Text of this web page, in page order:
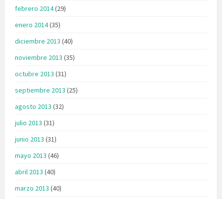
febrero 2014(29)
enero 2014(35)
diciembre 2013 (40)
noviembre 2013 (35)
octubre 2013 (31)
septiembre 2013 (25)
agosto 2013 (32)
julio 2013 (31)
junio 2013 (31)
mayo 2013 (46)
abril 2013 (40)
marzo 2013 (40)